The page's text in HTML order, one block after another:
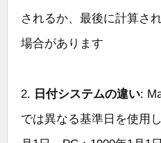
されるか、最後に計算さ
場合があります
2. 日付システムの違い:
では異なる基準日を使用